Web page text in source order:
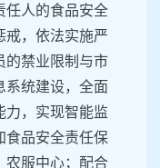
任人的食品安全
戒，依法实施严
的禁业限制与市
系统建设，全面
力，实现智能监
食品安全责任保
农服中心；配合